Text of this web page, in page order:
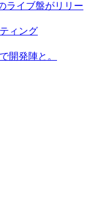
ライブ盤がリリー
ィング
開発陣と。